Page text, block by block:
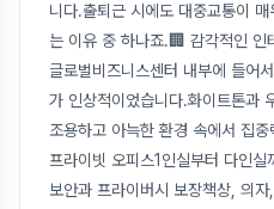
니다.출퇴근 시에도 대중교통이
는 이유 중 하나죠.🏢 감각적인 인
글로벌비즈니스센터 내부에 들어
가 인상적이었습니다.화이트톤과
조용하고 아늑한 환경 속에서 집
프라이빗 오피스1인실부터 다인
보안과 프라이버시 보장책상, 의